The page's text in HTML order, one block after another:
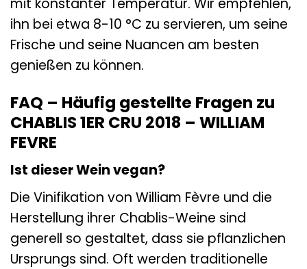
ihn bei etwa 8-10 °C zu servieren, um seine
Frische und seine Nuancen am besten
genießen zu können.
FAQ – Häufig gestellte Fragen zu
CHABLIS 1ER CRU 2018 – WILLIAM
FEVRE
Ist dieser Wein vegan?
Die Vinifikation von William Fèvre und die
Herstellung ihrer Chablis-Weine sind
generell so gestaltet, dass sie pflanzlichen
Ursprungs sind. Oft werden traditionelle